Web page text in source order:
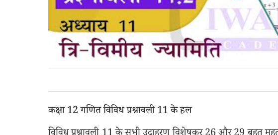
कक्षा 12 गणित विविध प्रश्नावली 11 के हल